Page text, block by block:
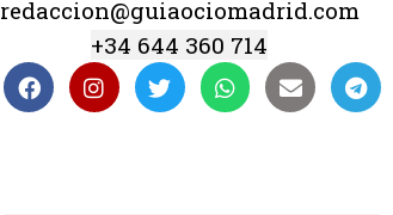
redaccion@guiaociomadrid.com
+34 644 360 714